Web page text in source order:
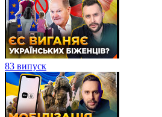
83 випуск